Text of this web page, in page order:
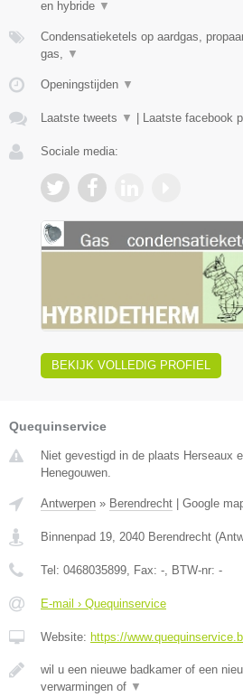
en hybride ▼
Condensatieketels op aardgas,
gas, ▼
Openingstijden ▼
Laatste tweets ▼ Laatste facebook
Sociale media:
BEKIJK VOLLEDIG PROFIEL
Quequinservice
Niet gevestigd in de plaats Herseaux
Henegouwen.
Antwerpen » Berendrecht Google
Binnenpad 19, 2040 Berendrecht (
Tel: 0468035899, Fax: -, BTW-nr: -
E-mail › Quequinservice
Website: https://
wil u een nieuwe badkamer of een
verwarmingen of ▼